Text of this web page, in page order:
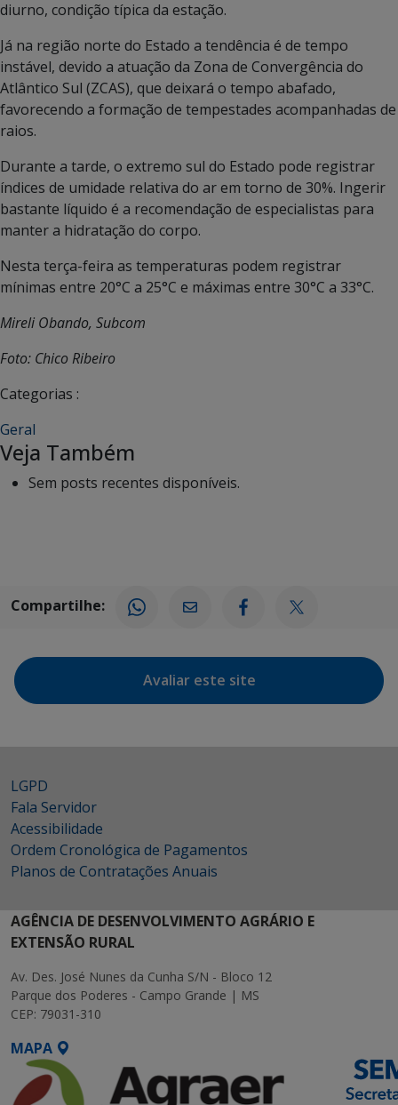
diurno, condição típica da estação.
Já na região norte do Estado a tendência é de tempo
instável, devido a atuação da Zona de Convergência do
Atlântico Sul (ZCAS), que deixará o tempo abafado,
favorecendo a formação de tempestades acompanhadas de
raios.
Durante a tarde, o extremo sul do Estado pode registrar
índices de umidade relativa do ar em torno de 30%. Ingerir
bastante líquido é a recomendação de especialistas para
manter a hidratação do corpo.
Nesta terça-feira as temperaturas podem registrar
mínimas entre 20°C a 25°C e máximas entre 30°C a 33°C.
Mireli Obando, Subcom
Foto: Chico Ribeiro
Categorias :
Geral
Veja Também
Sem posts recentes disponíveis.
Compartilhe:
Avaliar este site
LGPD
Fala Servidor
Acessibilidade
Ordem Cronológica de Pagamentos
Planos de Contratações Anuais
AGÊNCIA DE DESENVOLVIMENTO AGRÁRIO E
EXTENSÃO RURAL
Av. Des. José Nunes da Cunha S/N - Bloco 12
Parque dos Poderes - Campo Grande | MS
CEP: 79031-310
MAPA